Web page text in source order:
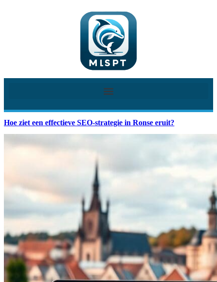
Hoe ziet een effectieve SEO-strategie in Ronse eruit?